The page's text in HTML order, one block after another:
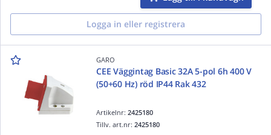
Logga in eller registrera
GARO
CEE Väggintag Basic 32A 5-pol 6h 400 V
(50+60 Hz) röd IP44 Rak 432
Artikelnr:2425180
Tillv. art.nr:2425180